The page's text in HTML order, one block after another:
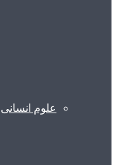
علوم انسانی